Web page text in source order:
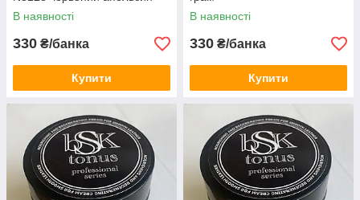
В наявності
330 ₴/банка
Купити
В наявності
330 ₴/банка
Купити